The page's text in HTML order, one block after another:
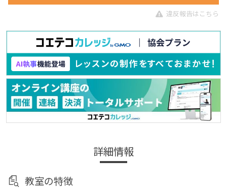
違反報告はこちら
詳細情報
教室の特徴